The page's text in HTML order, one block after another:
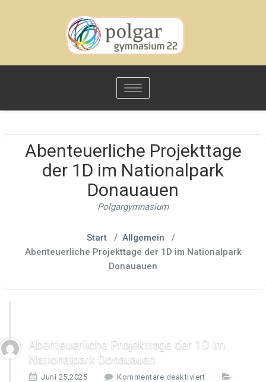
Toggle
navigation
Abenteuerliche Projekttage
der 1D im Nationalpark
Donauauen
Polgargymnasium
Start/ Allgemein /
Abenteuerliche Projekttage der 1D im Nationalpark
Donauauen
Abenteuerliche Projekttage der 1D im
Nationalpark Donauauen
Juni 25,2025 Kommentare deaktiviert